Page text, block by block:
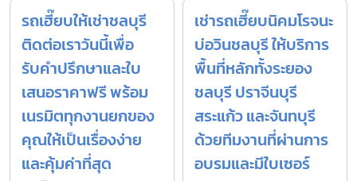
รถเฮี๊ยบให้เช่าชลบุรี
ติดต่อเราวันนี้เพื่อ
รับคำปรึกษาและใบ
เสนอราคาฟรี พร้อม
เนรมิตทุกงานยกของ
คุณให้เป็นเรื่องง่าย
และคุ้มค่าที่สุด
เช่ารถเฮี๊ยบนิคมโรจนะ
บ่อวินชลบุรี ให้บริการ
พื้นที่หลักทั้งระยอง
ชลบุรี ปราจีนบุรี
สระแก้ว และจันทบุรี
ด้วยทีมงานที่ผ่านการ
อบรมและมีใบเซอร์